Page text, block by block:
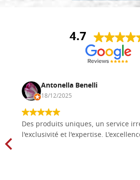
4.7
Antonella Benelli
18/12/2025
Des produits uniques, un service
l'exclusivité et l'expertise.